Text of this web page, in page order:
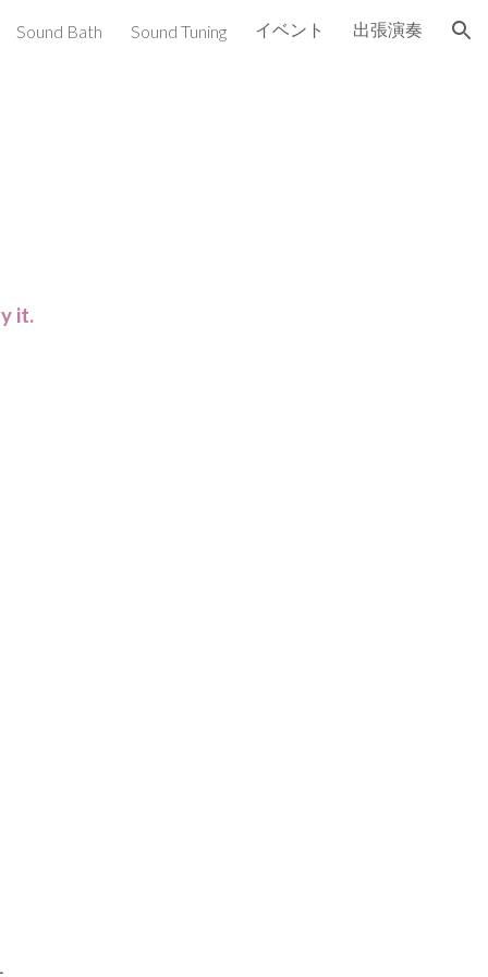
Sound Bath Sound Tuning イベント 出張演奏
it.